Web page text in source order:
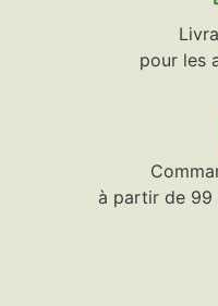
pour les
à partir de